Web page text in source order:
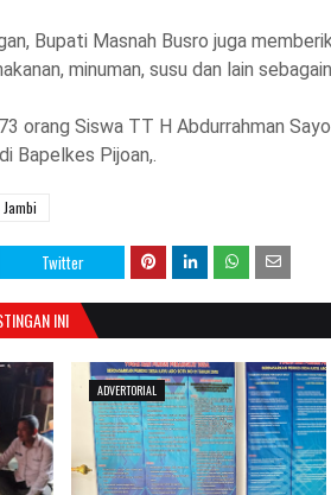
Bupati Masnah Busro juga
minuman, susu dan lain
orang Siswa TT H Abdurrahman
Bapelkes Pijoan,.
Twitter
INI
ADVERTORIAL